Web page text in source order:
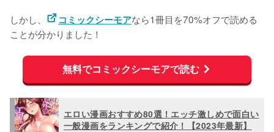
しかし、 コミックシーモアなら1冊目を70%オフで読める
ことが分かりました！
無料でコミックシーモアで読む
エロい漫画おすすめ80選！エッチ激しめで面白い
一般漫画をランキングで紹介！【2023年最新】